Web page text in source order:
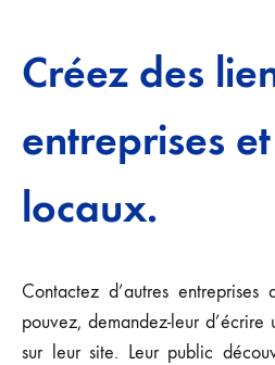
Créez des
entreprises
locaux.
Contactez d’autres
pouvez, demandez-leur
sur leur site. Leur public